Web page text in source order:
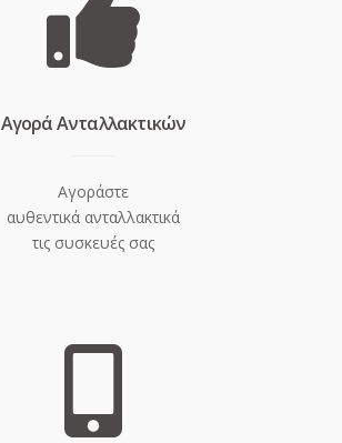
Aγορά Ανταλλακτικών
Αγοράστε
αυθεντικά ανταλλακτικά
τις συσκευές σας